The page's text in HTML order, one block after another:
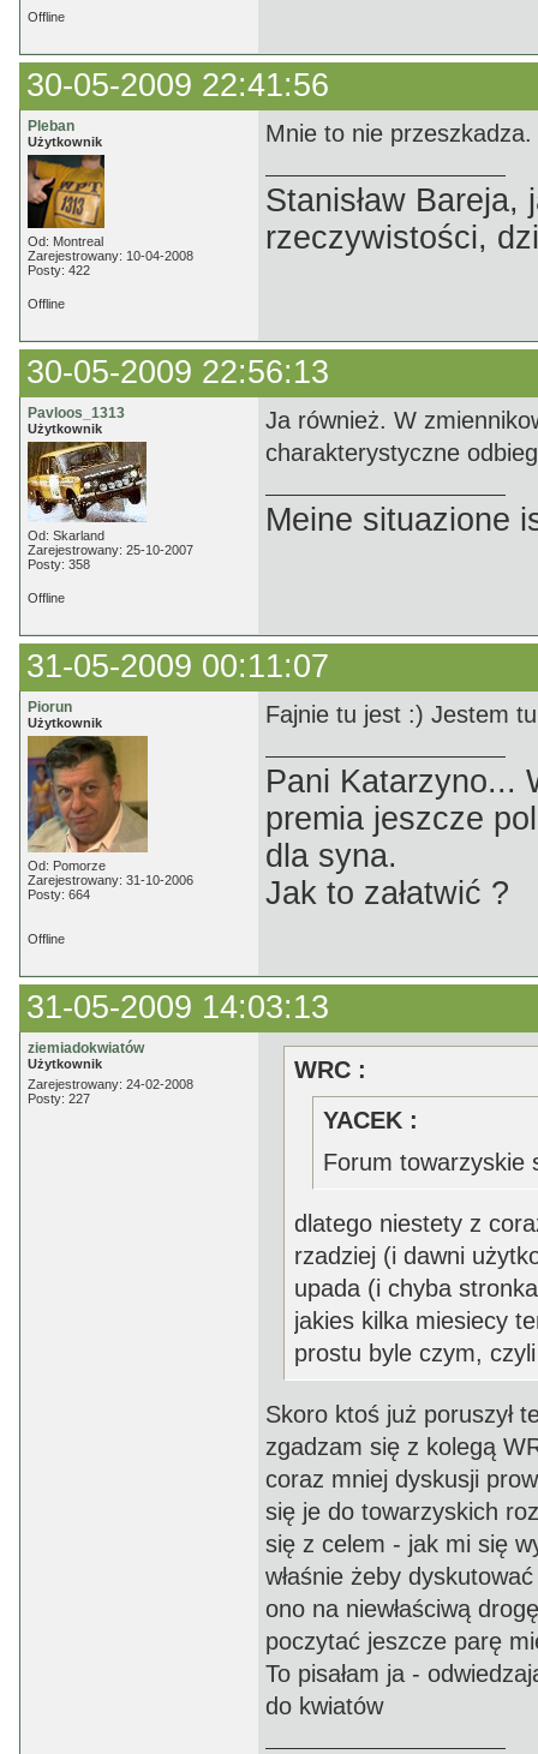
Offline
30-05-2009 22:41:56
Pleban
Użytkownik
Od: Montreal
Zarejestrowany: 10-04-2008
Posty: 422
Mnie to nie
Stanisław
rzeczywistości,
Offline
30-05-2009 22:56:13
Pavloos_1313
Użytkownik
Od: Skarland
Zarejestrowany: 25-10-2007
Posty: 358
Ja również. W
charakterystyczne
Meine situazione
Offline
31-05-2009 00:11:07
Piorun
Użytkownik
Od: Pomorze
Zarejestrowany: 31-10-2006
Posty: 664
Fajnie tu jest :) Jestem
Pani Katarzyno...
premia jeszcze
dla syna.
Jak to załatwić ?
Offline
31-05-2009 14:03:13
ziemiadokwiatów
Użytkownik
Zarejestrowany: 24-02-2008
Posty: 227
WRC :
YACEK :
Forum towarzyskie
dlatego niestety z
rzadziej (i dawni
upada (i chyba
jakies kilka miesiecy
prostu byle czym,
Skoro ktoś już poruszył
zgadzam się z kolegą
coraz mniej dyskusji
się je do towarzyskich
się z celem - jak mi się
właśnie żeby
ono na niewłaściwą
poczytać jeszcze parę
To pisałam ja -
do kwiatów